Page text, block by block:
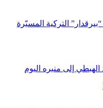
التركية المسيّرة
إلى منبره اليوم